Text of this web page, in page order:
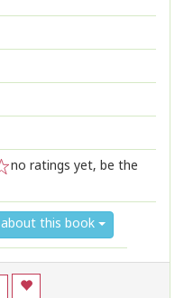
no ratings yet, be the
this book